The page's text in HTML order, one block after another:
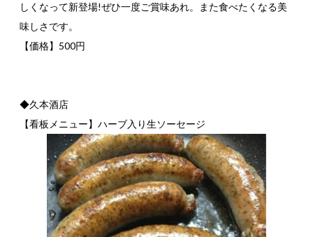
しくなって新登場!ぜひ一度ご賞味あれ。また食べたくなる美
味しさです。
【価格】500円
◆久本酒店
【看板メニュー】ハーブ入り生ソーセージ